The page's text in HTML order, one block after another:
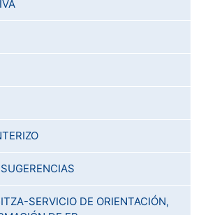
SERVICIO DE ORIENTACIÓN,